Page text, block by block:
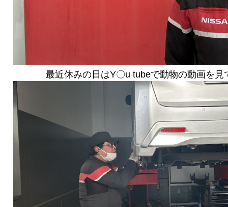
最近休みの日はY〇u tubeで動物の動画を